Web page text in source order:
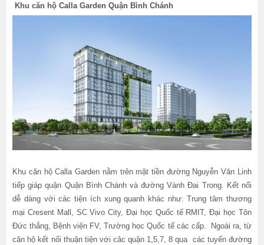
Khu căn hộ Calla Garden Quận Bình Chánh
Khu căn hộ Calla Garden nằm trên mặt tiền đường Nguyễn Văn Linh
tiếp giáp quận Quận Bình Chánh và đường Vành Đai Trong. Kết nối
dễ dàng với các tiện ích xung quanh khác như: Trung tâm thương
mại Cresent Mall, SC Vivo City, Đại học Quốc tế RMIT, Đại học Tôn
Đức thắng, Bệnh viện FV, Trường học Quốc tế các cấp. Ngoài ra, từ
căn hộ kết nối thuận tiện với câc quận 1,5,7, 8 qua các tuyến đường